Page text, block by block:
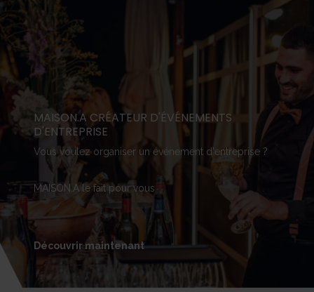
MAISON.A CRÉATEUR D'ÉVÉNEMENTS
D'ENTREPRISE
Vous voulez organiser un événement d'entreprise ?
MAISON.A le fait pour vous
Découvrir maintenant